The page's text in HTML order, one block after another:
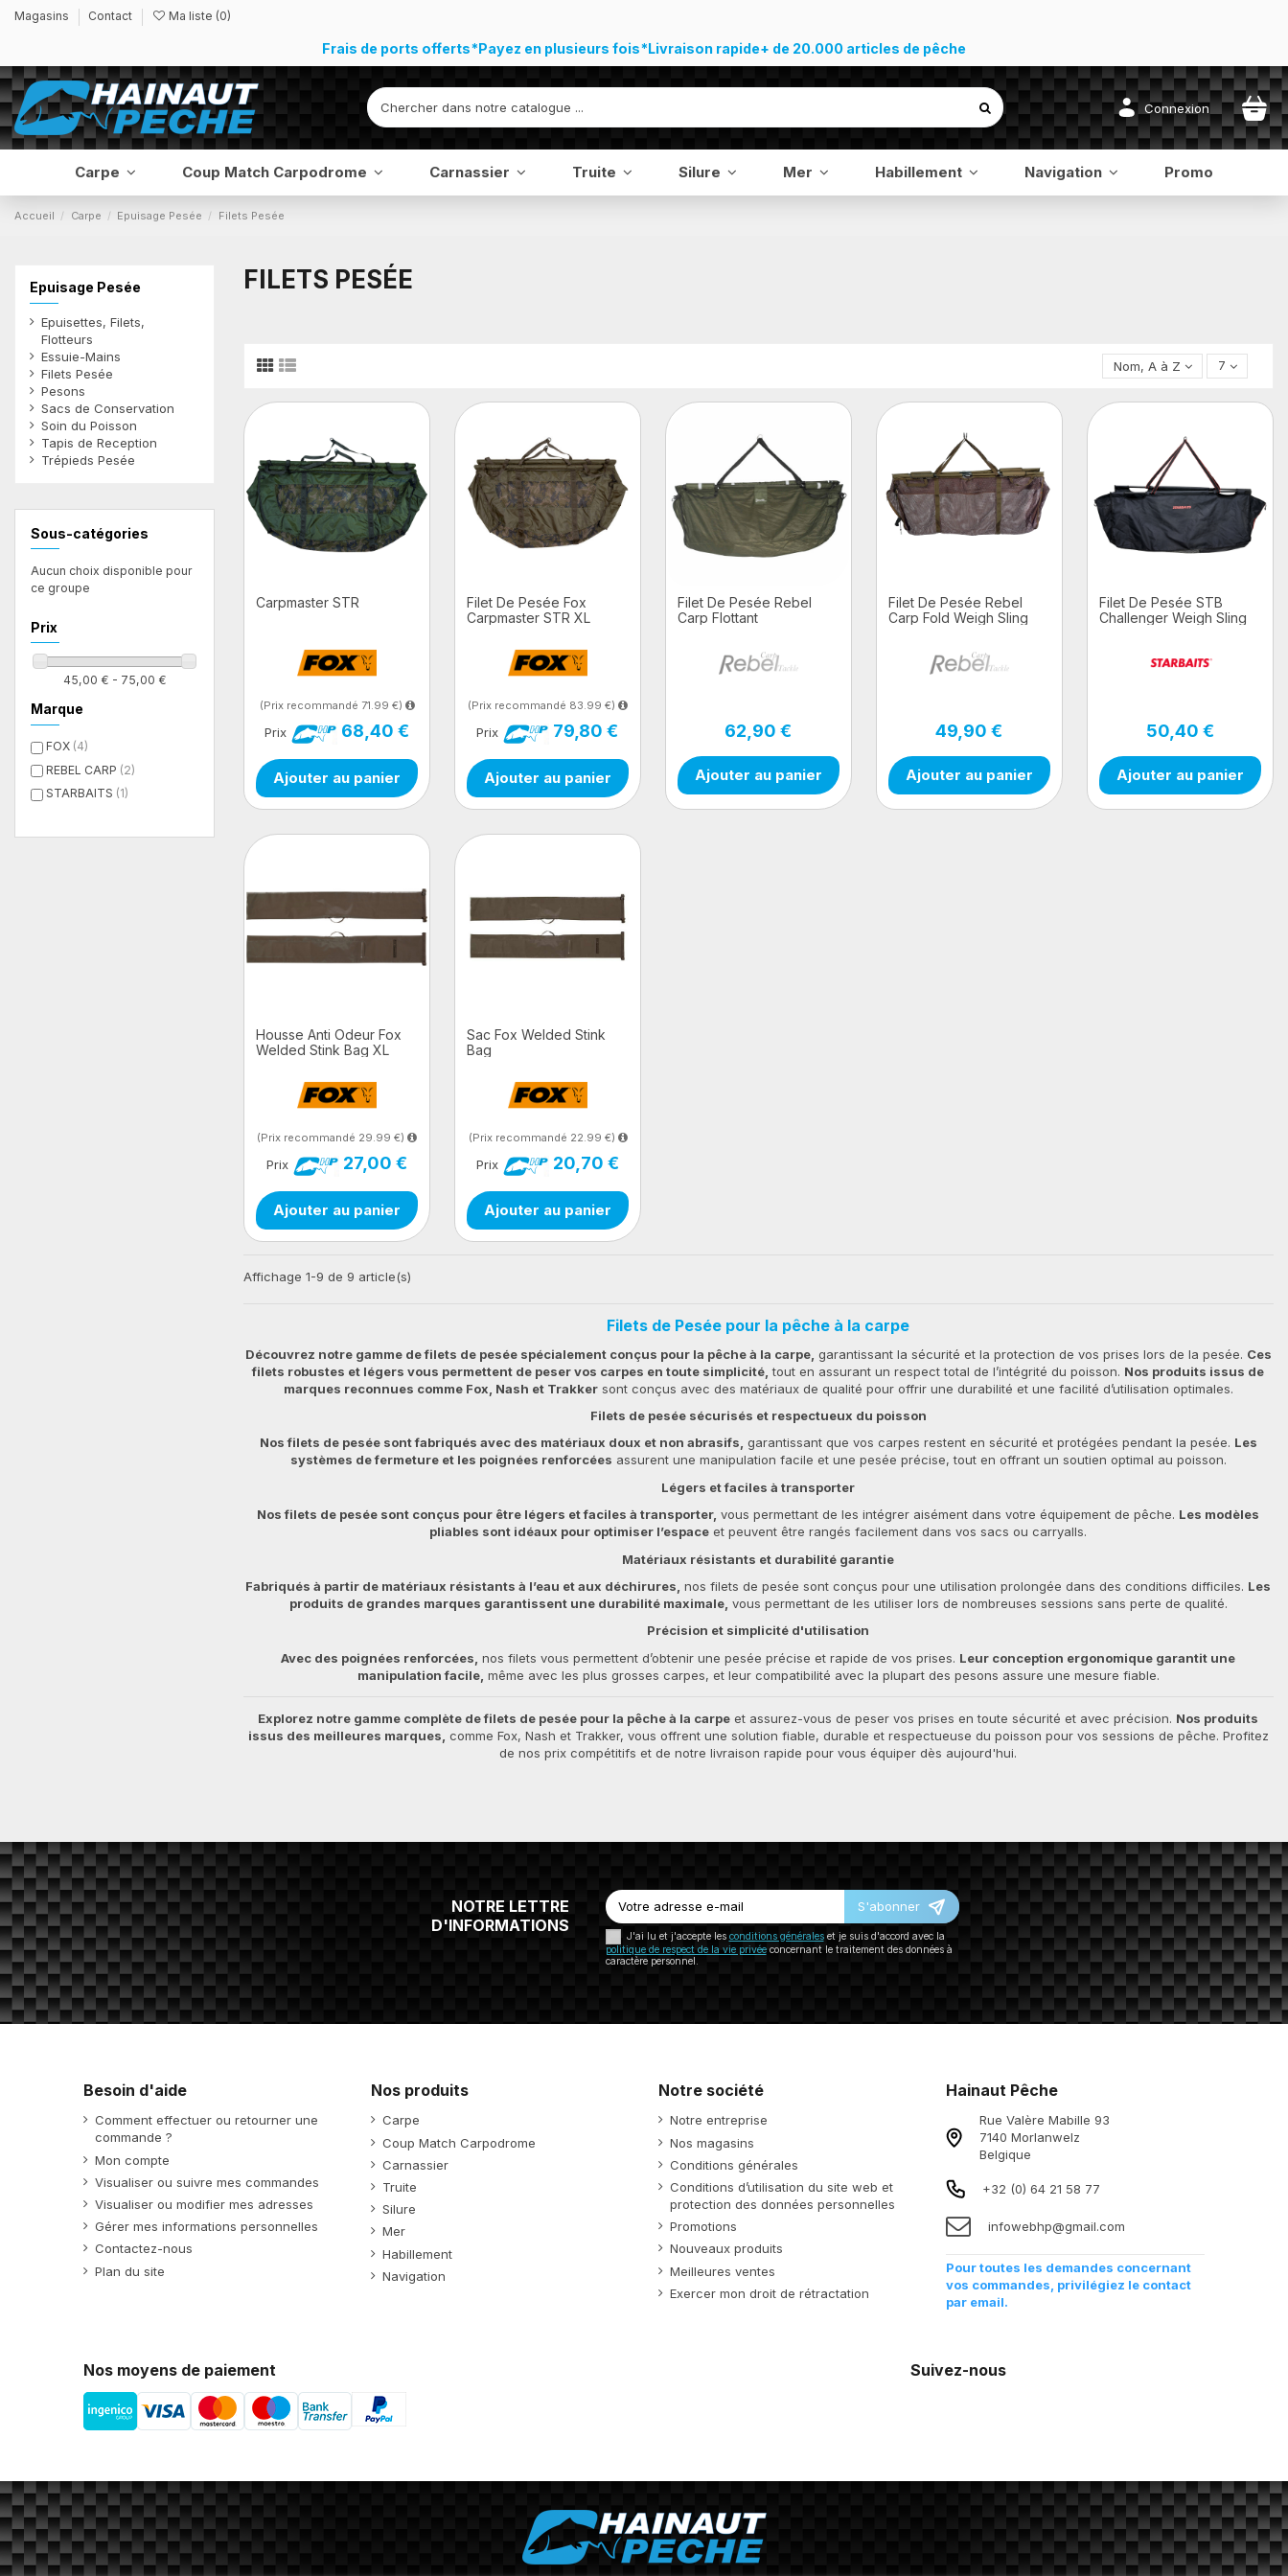
Magasins Contact Ma liste (0)
Frais de ports offerts*Payez en plusieurs fois*Livraison rapide+ de 20.000 articles de pêche
Connexion
Carpe Coup Match Carpodrome Carnassier Truite Silure Mer Habillement Navigation Promo
Accueil Carpe Epuisage Pesée Filets Pesée
FILETS PESÉE
Nom, A à Z 7
Carpmaster STR
(Prix recommandé 71.99 €)
Prix 68,40 €
Ajouter au panier
Filet De Pesée Fox
Carpmaster STR XL
(Prix recommandé 83.99 €)
Prix 79,80 €
Ajouter au panier
Filet De Pesée Rebel
Carp Flottant
62,90 €
Ajouter au panier
Filet De Pesée Rebel
Carp Fold Weigh Sling
49,90 €
Ajouter au panier
Filet De Pesée STB
Challenger Weigh Sling
50,40 €
Ajouter au panier
Housse Anti Odeur Fox
Welded Stink Bag XL
(Prix recommandé 29.99 €)
Prix 27,00 €
Ajouter au panier
Sac Fox Welded Stink
Bag
(Prix recommandé 22.99 €)
Prix 20,70 €
Ajouter au panier
Affichage 1-9 de 9 article(s)
Filets de Pesée pour la pêche à la carpe
Découvrez notre gamme de filets de pesée spécialement conçus pour la pêche à la carpe, garantissant la sécurité et la protection de vos prises lors de la pesée. Ces
filets robustes et légers vous permettent de peser vos carpes en toute simplicité, tout en assurant un respect total de l’intégrité du poisson. Nos produits issus de
marques reconnues comme Fox, Nash et Trakkersont conçus avec des matériaux de qualité pour offrir une durabilité et une facilité d’utilisation optimales.
Filets de pesée sécurisés et respectueux du poisson
Nos filets de pesée sont fabriqués avec des matériaux doux et non abrasifs, garantissant que vos carpes restent en sécurité et protégées pendant la pesée. Les
systèmes de fermeture et les poignées renforcées assurent une manipulation facile et une pesée précise, tout en offrant un soutien optimal au poisson.
Légers et faciles à transporter
Nos filets de pesée sont conçus pour être légers et faciles à transporter, vous permettant de les intégrer aisément dans votre équipement de pêche. Les modèles
pliables sont idéaux pour optimiser l’espace et peuvent être rangés facilement dans vos sacs ou carryalls.
Matériaux résistants et durabilité garantie
Fabriqués à partir de matériaux résistants à l’eau et aux déchirures, nos filets de pesée sont conçus pour une utilisation prolongée dans des conditions difficiles. Les
produits de grandes marques garantissent une durabilité maximale, vous permettant de les utiliser lors de nombreuses sessions sans perte de qualité.
Précision et simplicité d'utilisation
Avec des poignées renforcées, nos filets vous permettent d’obtenir une pesée précise et rapide de vos prises. Leur conception ergonomique garantit une
manipulation facile, même avec les plus grosses carpes, et leur compatibilité avec la plupart des pesons assure une mesure fiable.
Explorez notre gamme complète de filets de pesée pour la pêche à la carpe et assurez-vous de peser vos prises en toute sécurité et avec précision. Nos produits
issus des meilleures marques, comme Fox, Nash et Trakker, vous offrent une solution fiable, durable et respectueuse du poisson pour vos sessions de pêche. Profitez
de nos prix compétitifs et de notre livraison rapide pour vous équiper dès aujourd'hui.
Epuisage Pesée
Epuisettes, Filets,
Flotteurs
Essuie-Mains
Filets Pesée
Pesons
Sacs de Conservation
Soin du Poisson
Tapis de Reception
Trépieds Pesée
Sous-catégories
Aucun choix disponible pour
ce groupe
Prix
45,00 € - 75,00 €
Marque
FOX (4)
REBEL CARP (2)
STARBAITS (1)
NOTRE LETTRE
D'INFORMATIONS
S'abonner
J'ai lu et j'accepte les conditions généraleset je suis d'accord avec la
politique de respect de la vie privéeconcernant le traitement des données à
caractère personnel.
Besoin d'aide
Comment effectuer ou retourner une
commande ?
Mon compte
Visualiser ou suivre mes commandes
Visualiser ou modifier mes adresses
Gérer mes informations personnelles
Contactez-nous
Plan du site
Nos produits
Carpe
Coup Match Carpodrome
Carnassier
Truite
Silure
Mer
Habillement
Navigation
Notre société
Notre entreprise
Nos magasins
Conditions générales
Conditions d’utilisation du site web et
protection des données personnelles
Promotions
Nouveaux produits
Meilleures ventes
Exercer mon droit de rétractation
Hainaut Pêche
Rue Valère Mabille 93
7140 Morlanwelz
Belgique
+32 (0) 64 21 58 77
infowebhp@gmail.com
Pour toutes les demandes concernant
vos commandes, privilégiez le contact
par email.
Nos moyens de paiement Suivez-nous